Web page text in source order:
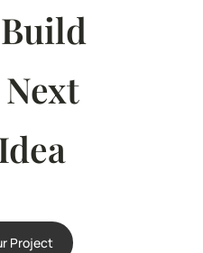
Project